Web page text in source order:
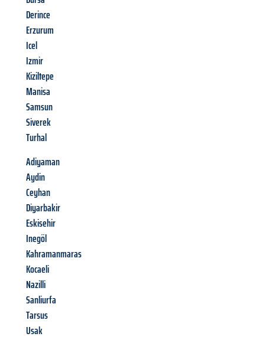
Derince
Erzurum
Icel
Izmir
Kiziltepe
Manisa
Samsun
Siverek
Turhal
Adiyaman
Aydin
Ceyhan
Diyarbakir
Eskisehir
Inegöl
Kahramanmaras
Kocaeli
Nazilli
Sanliurfa
Tarsus
Usak